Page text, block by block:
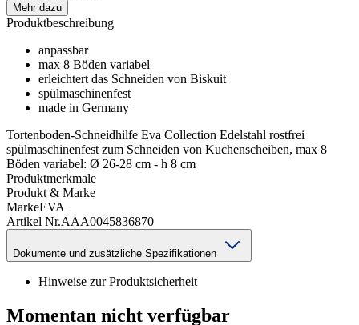
Mehr dazu
Produktbeschreibung
anpassbar
max 8 Böden variabel
erleichtert das Schneiden von Biskuit
spülmaschinenfest
made in Germany
Tortenboden-Schneidhilfe Eva Collection Edelstahl rostfrei
spülmaschinenfest zum Schneiden von Kuchenscheiben, max 8
Böden variabel: Ø 26-28 cm - h 8 cm
Produktmerkmale
Produkt & Marke
MarkeEVA
Artikel Nr.AAA0045836870
Dokumente und zusätzliche Spezifikationen
Hinweise zur Produktsicherheit
Momentan nicht verfügbar